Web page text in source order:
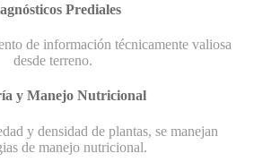
Prediales
de información técnicamente valiosa
desde terreno.
y Manejo Nutricional
y densidad de plantas, se manejan
de manejo nutricional.